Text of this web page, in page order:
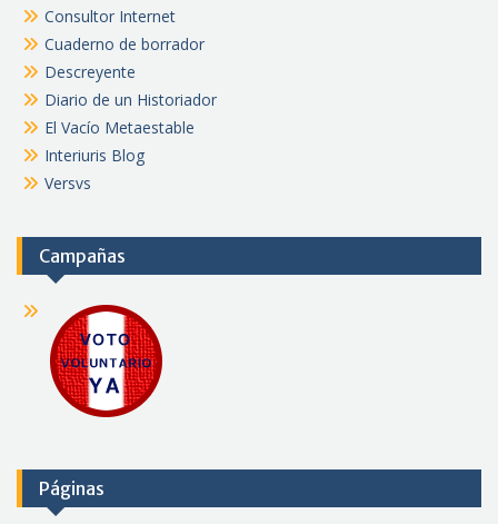
Consultor Internet
Cuaderno de borrador
Descreyente
Diario de un Historiador
El Vacío Metaestable
Interiuris Blog
Versvs
Campañas
Páginas